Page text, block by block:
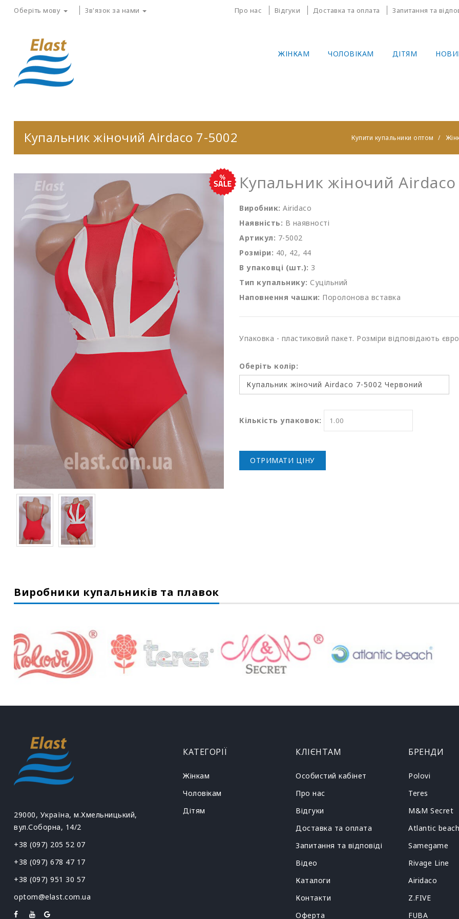
Оберіть мову Зв'язок за нами Про нас Відгуки Доставка та оплата Запитання та
ЖІНКАМ ЧОЛОВІКАМ ДІТЯМ
Купальник жіночий Airdaco 7-5002 Купити купальники оптом
Купальник жіночий
Виробник: Airidaco
Наявність: В наявності
Артикул: 7-5002
Розміри: 40, 42, 44
В упаковці (шт.): 3
Тип купальнику: Суцільний
Наповнення чашки: Поролонова вставка
Упаковка - пластиковий пакет. Розміри відповідають
Оберіть колір:
Кількість упаковок:
ОТРИМАТИ ЦІНУ
Виробники купальників та плавок
29000, Україна, м.Хмельницький,
вул.Соборна, 14/2
+38 (097) 205 52 07
+38 (097) 678 47 17
+38 (097) 951 30 57
optom@elast.com.ua
КАТЕГОРІЇ
Жінкам
Чоловікам
Дітям
КЛІЄНТАМ
Особистий кабінет
Про нас
Відгуки
Доставка та оплата
Запитання та відповіді
Відео
Каталоги
Контакти
Оферта
БРЕНДИ
Polovi
Teres
M&M Secret
Atlantic beach
Samegame
Rivage Line
Airidaco
Z.FIVE
FUBA